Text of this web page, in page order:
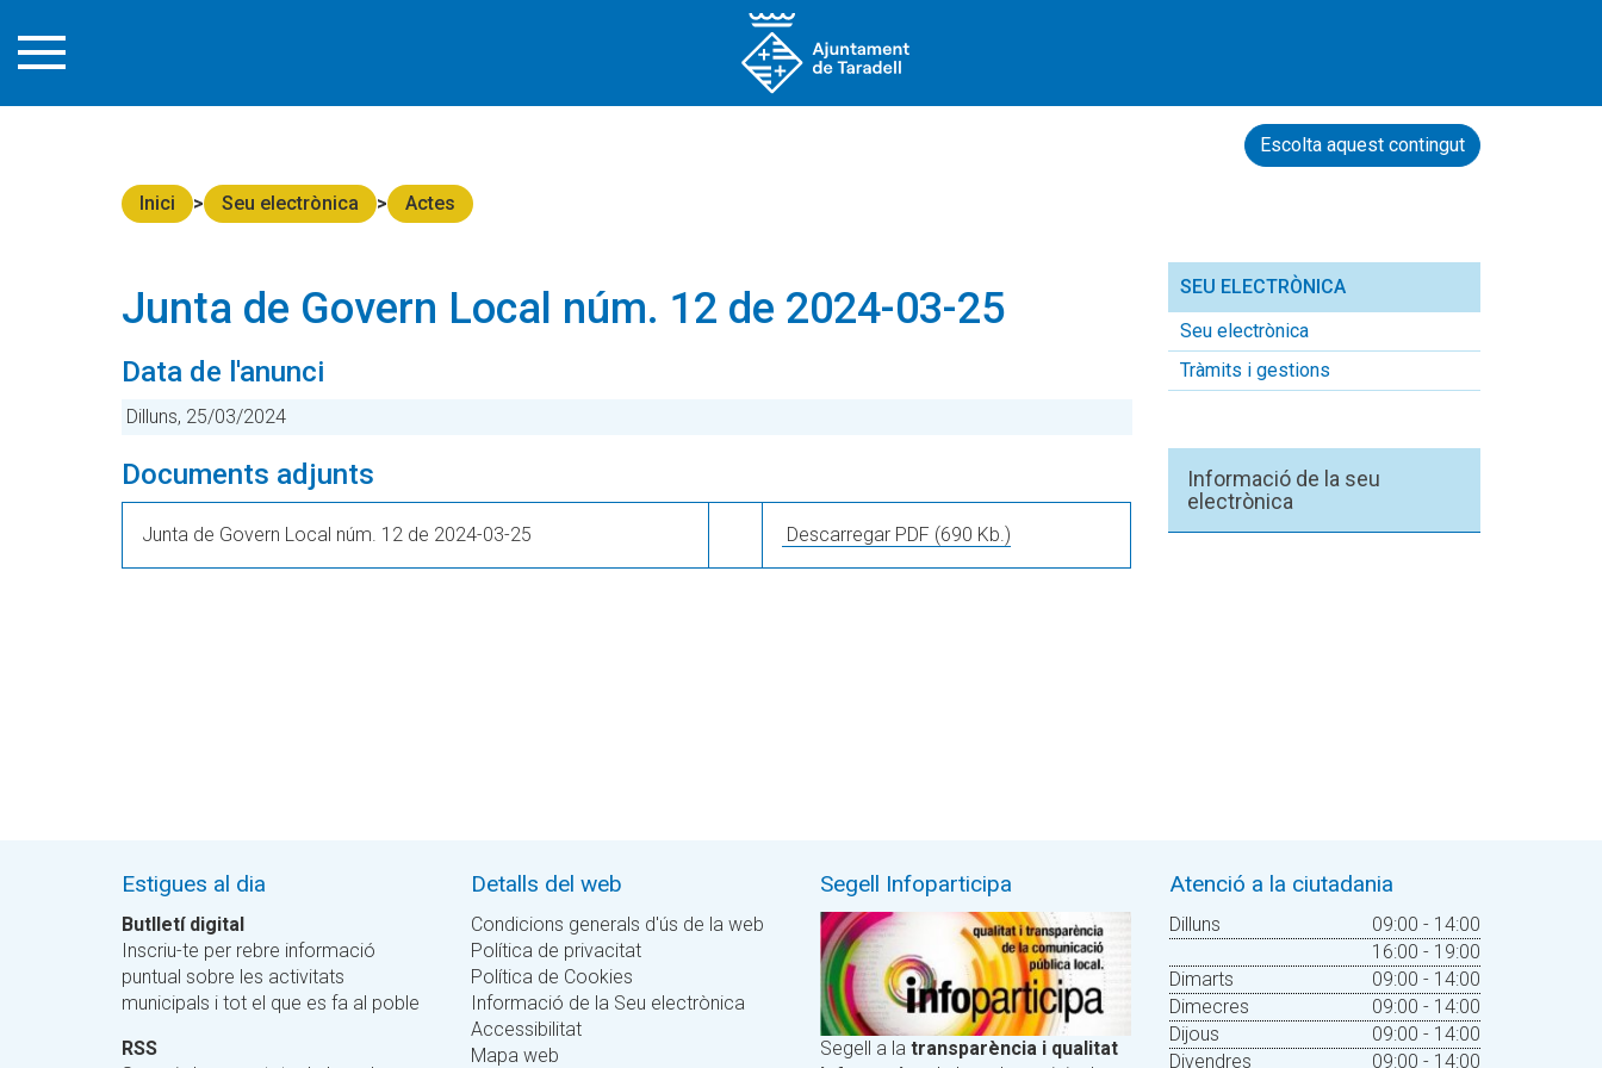
Escolta aquest contingut
Inici Seu electrònica Actes
Junta de Govern Local núm. 12 de 2024-03-25
Data de l'anunci
Dilluns, 25/03/2024
Documents adjunts
Junta de Govern Local núm. 12 de 2024-03-25 Descarregar PDF (690 Kb.)
SEU ELECTRÒNICA
Seu electrònica
Tràmits i gestions
Informació de la seu
electrònica
Estigues al dia
Butlletí digital
Inscriu-te per rebre informació
puntual sobre les activitats
municipals i tot el que es fa al poble
RSS
Detalls del web
Condicions generals d'ús de la web
Política de privacitat
Política de Cookies
Informació de la Seu electrònica
Accessibilitat
Mapa web
Segell Infoparticipa
Segell a la transparència i qualitat
Atenció a la ciutadania
Dilluns
09:00 - 14:00
16:00 - 19:00
Dimarts
09:00 - 14:00
Dimecres
09:00 - 14:00
Dijous
09:00 - 14:00
Divendres
09:00 - 14:00